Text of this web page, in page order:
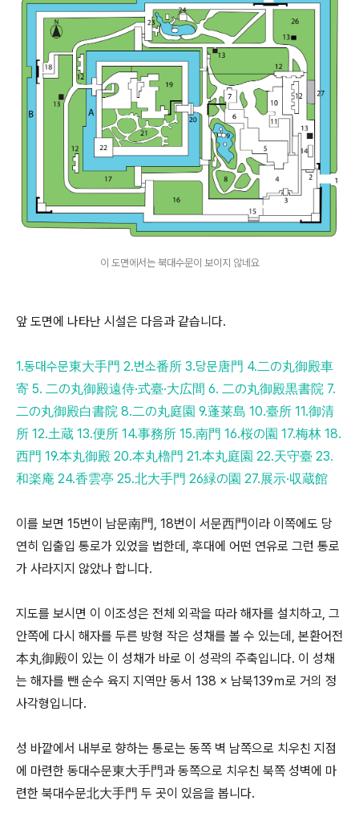
이 도면에서는 북대수문이 보이지 않네요
앞 도면에 나타난 시설은 다음과 같습니다.
1.동대수문東大手門 2.번소番所 3.당문唐門 4.二の丸御殿車
寄 5. 二の丸御殿遠侍·式臺·大広間 6. 二の丸御殿黒書院 7.
二の丸御殿白書院 8.二の丸庭園 9.蓬莱島 10.臺所 11.御清
所 12.土蔵 13.便所 14.事務所 15.南門 16.桜の園 17.梅林 18.
西門 19.本丸御殿 20.本丸櫓門 21.本丸庭園 22.天守臺 23.
和楽庵 24.香雲亭 25.北大手門 26緑の園 27.展示·収蔵館
이를 보면 15번이 남문南門, 18번이 서문西門이라 이쪽에도 당
연히 입출입 통로가 있었을 법한데, 후대에 어떤 연유로 그런 통로
가 사라지지 않았나 합니다.
지도를 보시면 이 이조성은 전체 외곽을 따라 해자를 설치하고, 그
안쪽에 다시 해자를 두른 방형 작은 성채를 볼 수 있는데, 본환어전
本丸御殿이 있는 이 성채가 바로 이 성곽의 주축입니다. 이 성채
는 해자를 뺀 순수 육지 지역만 동서 138 × 남북139ｍ로 거의 정
사각형입니다.
성 바깥에서 내부로 향하는 통로는 동쪽 벽 남쪽으로 치우친 지점
에 마련한 동대수문東大手門과 동쪽으로 치우친 북쪽 성벽에 마
련한 북대수문北大手門 두 곳이 있음을 봅니다.